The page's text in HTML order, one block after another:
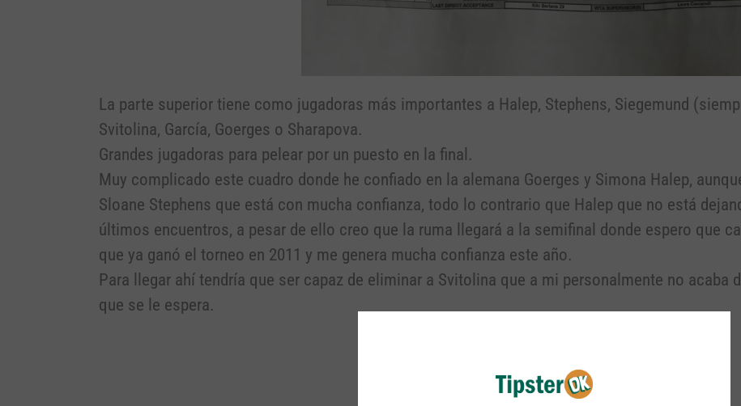
La parte superior tiene como jugadoras más importantes a Halep, Stephens, Siegemund
Svitolina, García, Goerges o Sharapova.
Grandes jugadoras para pelear por un puesto en la final.
Muy complicado este cuadro donde he confiado en la alemana Goerges y Simona Halep,
Sloane Stephens que está con mucha confianza, todo lo contrario que Halep que no está
últimos encuentros, a pesar de ello creo que la ruma llegará a la semifinal donde espero que
que ya ganó el torneo en 2011 y me genera mucha confianza este año.
Para llegar ahí tendría que ser capaz de eliminar a Svitolina que a mi personalmente no acaba
que se le espera.